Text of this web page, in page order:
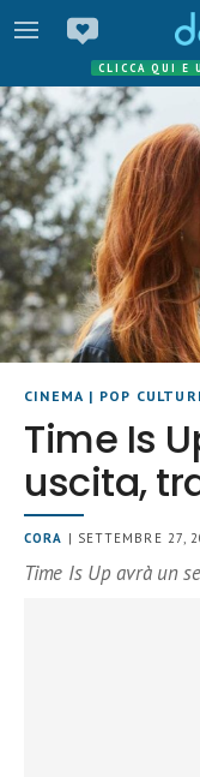
CLICCA QUI E
CINEMA | POP
Time Is
uscita,
CORA | SETTEMBRE 27,
Time Is Up avrà un